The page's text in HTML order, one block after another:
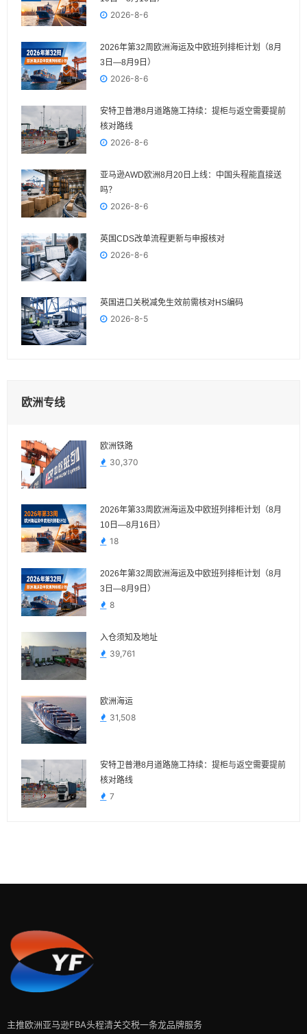
2026-8-6
2026年第32周欧洲海运及中欧班列排柜计划（8月
3日—8月9日）
2026-8-6
安特卫普港8月道路施工持续：提柜与返空需要提前
核对路线
2026-8-6
亚马逊AWD欧洲8月20日上线：中国头程能直接送
吗？
2026-8-6
英国CDS改单流程更新与申报核对
2026-8-6
英国进口关税减免生效前需核对HS编码
2026-8-5
欧洲专线
欧洲铁路
30,370
2026年第33周欧洲海运及中欧班列排柜计划（8月
10日—8月16日）
18
2026年第32周欧洲海运及中欧班列排柜计划（8月
3日—8月9日）
8
入仓须知及地址
39,761
欧洲海运
31,508
安特卫普港8月道路施工持续：提柜与返空需要提前
核对路线
7
主推欧洲亚马逊FBA头程清关交税一条龙品牌服务